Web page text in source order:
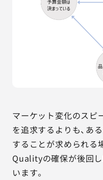
マーケット変化のスピ
を追求するよりも、あ
することが求められる
Qualityの確保が後回
います。